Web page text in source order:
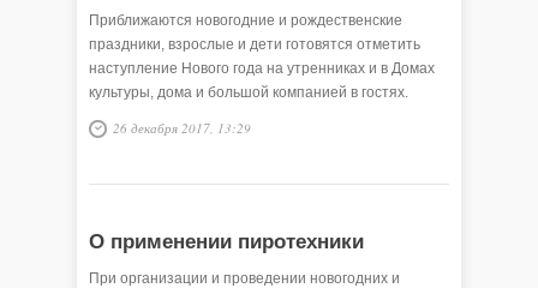
Приближаются новогодние и рождественские
праздники, взрослые и дети готовятся отметить
наступление Нового года на утренниках и в Домах
культуры, дома и большой компанией в гостях.
26 декабря 2017, 13:29
О применении пиротехники
При организации и проведении новогодних и